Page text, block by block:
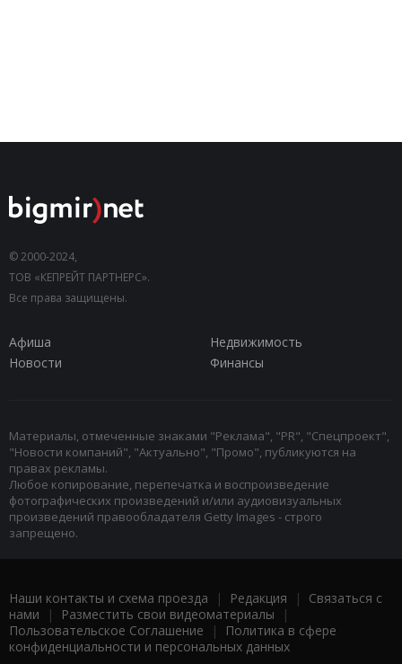
© 2000-2024,
ТОВ «КЕПРЕЙТ ПАРТНЕРС».
Все права защищены.
Афиша
Недвижимость
Новости
Финансы
Материалы, отмеченные знаками "Реклама", "PR", "Спецпроект",
"Новости компаний", "Актуально", "Промо", публикуются на
правах рекламы.
Любое копирование, перепечатка и воспроизведение
фотографических произведений и/или аудиовизуальных
произведений правообладателя Getty Images - строго
запрещено.
Наши контакты и схема проезда | Редакция | Связаться с
нами | Разместить свои видеоматериалы |
Пользовательское Соглашение |
Политика в сфере
конфиденциальности и персональных данных